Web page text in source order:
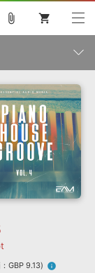
楽カード
MEIKO V3
AUDIO
ンスフリーBGM
DUBSTEP
ROUTER.FM
attach_file shopping_cart
GBP 9.13) info